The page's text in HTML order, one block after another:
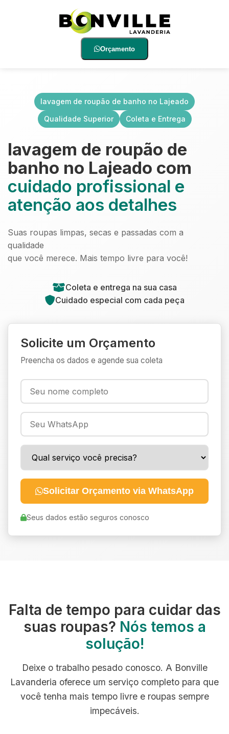
Orçamento
lavagem de roupão de banho no Lajeado
Qualidade Superior
Coleta e Entrega
lavagem de roupão de
banho no Lajeado com
cuidado profissional e
atenção aos detalhes
Suas roupas limpas, secas e passadas com a
qualidade
que você merece. Mais tempo livre para você!
Coleta e entrega na sua casa
Cuidado especial com cada peça
Solicite um Orçamento
Preencha os dados e agende sua coleta
Solicitar Orçamento via WhatsApp
Seus dados estão seguros conosco
Falta de tempo para cuidar das
suas roupas? Nós temos a
solução!
Deixe o trabalho pesado conosco. A Bonville
Lavanderia oferece um serviço completo para que
você tenha mais tempo livre e roupas sempre
impecáveis.